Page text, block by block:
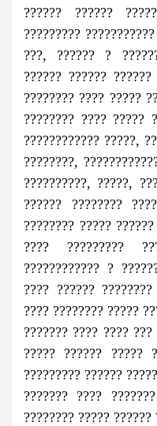
?????? ??????
?????????
???, ?????? ?
?????? ??????
???????? ???? ?????
???????? ???? ?????
???????????? ?????,
????????,
??????????, ?????,
?????? ????????
???????? ?????
???? ?????????
???????????? ?
???? ??????
???? ???????? ?????
??????? ???? ????
????? ?????? ?????
????????? ??????
??????? ????
???????? ?????